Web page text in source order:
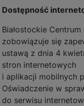
Dostępność
Białostockie
zobowiązuje się
ustawą z dnia 4
stron internetowych
i aplikacji mobilnych
Oświadczenie w
do serwisu